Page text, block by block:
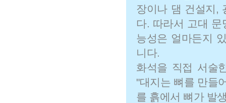
장이나 댐 건설지,
다. 따라서 고대
능성은 얼마든지
니다.
화석을 직접 서술
"대지는 뼈를 만들
를 흙에서 뼈가 발